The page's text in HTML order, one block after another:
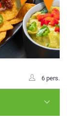
6 pers.